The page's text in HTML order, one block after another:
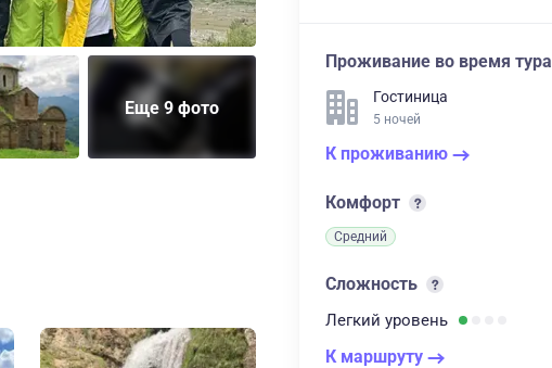
Еще 9 фото
Проживание во время тура
Гостиница
5 ночей
К проживанию
Комфорт
Средний
Сложность
Легкий уровень
К маршруту